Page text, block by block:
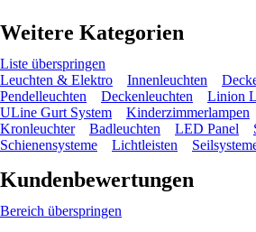
Weitere Kategorien
Liste überspringen
Leuchten & Elektro
Innenleuchten
Pendelleuchten
Deckenleuchten
Linion
ULine Gurt System
Kinderzimmerlampen
Kronleuchter
Badleuchten LED Panel
Schienensysteme
Lichtleisten
Kundenbewertungen
Bereich überspringen